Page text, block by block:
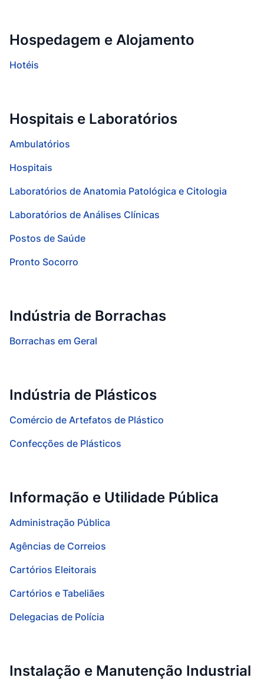
Hospedagem e Alojamento
Hotéis
Hospitais e Laboratórios
Ambulatórios
Hospitais
Laboratórios de Anatomia Patológica e Citologia
Laboratórios de Análises Clínicas
Postos de Saúde
Pronto Socorro
Indústria de Borrachas
Borrachas em Geral
Indústria de Plásticos
Comércio de Artefatos de Plástico
Confecções de Plásticos
Informação e Utilidade Pública
Administração Pública
Agências de Correios
Cartórios Eleitorais
Cartórios e Tabeliães
Delegacias de Polícia
Instalação e Manutenção Industrial